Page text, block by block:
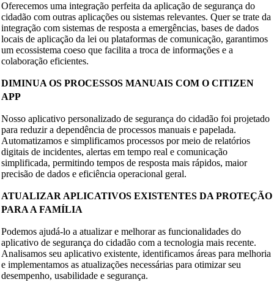
Oferecemos uma integração perfeita da aplicação de segurança do
cidadão com outras aplicações ou sistemas relevantes. Quer se trate da
integração com sistemas de resposta a emergências, bases de dados
locais de aplicação da lei ou plataformas de comunicação, garantimos
um ecossistema coeso que facilita a troca de informações e a
colaboração eficientes.
DIMINUA OS PROCESSOS MANUAIS COM O CITIZEN
APP
Nosso aplicativo personalizado de segurança do cidadão foi projetado
para reduzir a dependência de processos manuais e papelada.
Automatizamos e simplificamos processos por meio de relatórios
digitais de incidentes, alertas em tempo real e comunicação
simplificada, permitindo tempos de resposta mais rápidos, maior
precisão de dados e eficiência operacional geral.
ATUALIZAR APLICATIVOS EXISTENTES DA PROTEÇÃO
PARA A FAMÍLIA
Podemos ajudá-lo a atualizar e melhorar as funcionalidades do
aplicativo de segurança do cidadão com a tecnologia mais recente.
Analisamos seu aplicativo existente, identificamos áreas para melhoria
e implementamos as atualizações necessárias para otimizar seu
desempenho, usabilidade e segurança.